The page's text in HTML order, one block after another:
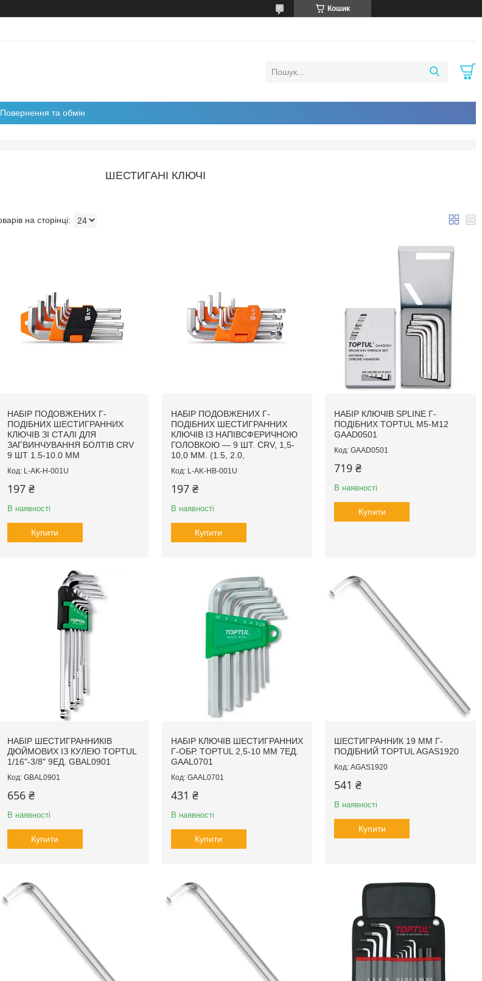
Кошик
Повернення та обмін
ШЕСТИГАНІ КЛЮЧІ
НАБІР ПОДОВЖЕНИХ Г-
ПОДІБНИХ ШЕСТИГРАННИХ
КЛЮЧІВ ЗІ СТАЛІ ДЛЯ
ЗАГВИНЧУВАННЯ БОЛТІВ CRV
9 ШТ 1.5-10.0 ММ
L-AK-H-001U
197 ₴
В наявності
Купити
НАБІР ПОДОВЖЕНИХ Г-
ПОДІБНИХ ШЕСТИГРАННИХ
КЛЮЧІВ ІЗ НАПІВСФЕРИЧНОЮ
ГОЛОВКОЮ — 9 ШТ. СRV, 1,5-
10,0 ММ. (1.5, 2.0,
L-AK-HB-001U
197 ₴
В наявності
Купити
НАБІР КЛЮЧІВ SPLINE Г-
ПОДІБНИХ TOPTUL М5-М12
GAAD0501
GAAD0501
719 ₴
В наявності
Купити
НАБІР ШЕСТИГРАННИКІВ
ДЮЙМОВИХ ІЗ КУЛЕЮ TOPTUL
1/16"-3/8" 9ЕД. GBAL0901
GBAL0901
656 ₴
В наявності
Купити
НАБІР КЛЮЧІВ ШЕСТИГРАННИХ
Г-ОБР. TOPTUL 2,5-10 ММ 7ЕД.
GAAL0701
GAAL0701
431 ₴
В наявності
Купити
ШЕСТИГРАННИК 19 ММ Г-
ПОДІБНИЙ TOPTUL AGAS1920
AGAS1920
541 ₴
В наявності
Купити